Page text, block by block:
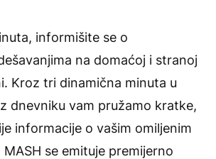
informišite se o
na domaćoj i stranoj
Kroz tri dinamična minuta u
dnevniku vam pružamo kratke,
informacije o vašim omiljenim
se emituje premijerno